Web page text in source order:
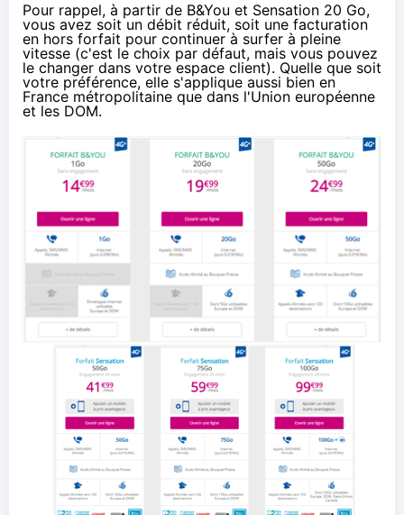
Pour rappel, à partir de B&You et Sensation 20 Go,
vous avez soit un débit réduit, soit une facturation
en hors forfait pour continuer à surfer à pleine
vitesse (c'est le choix par défaut, mais vous pouvez
le changer dans votre espace client). Quelle que soit
votre préférence, elle s'applique aussi bien en
France métropolitaine que dans l'Union européenne
et les DOM.